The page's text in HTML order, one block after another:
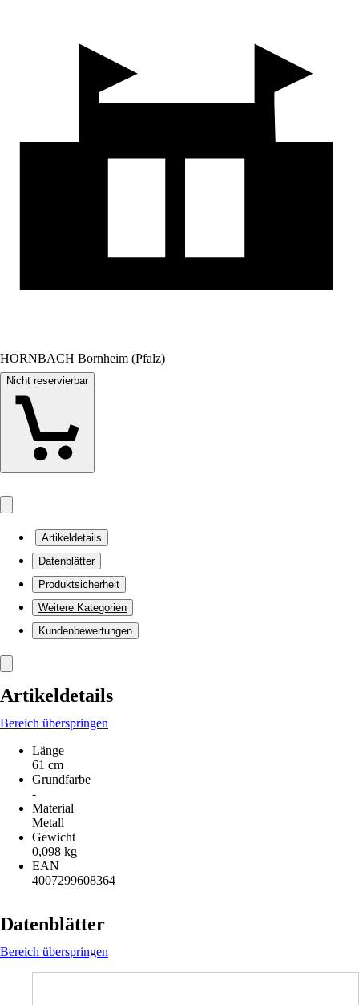
HORNBACH Bornheim (Pfalz)
Nicht reservierbar
Artikeldetails
Datenblätter
Produktsicherheit
Weitere Kategorien
Kundenbewertungen
Artikeldetails
Bereich überspringen
Länge
61 cm
Grundfarbe
-
Material
Metall
Gewicht
0,098 kg
EAN
4007299608364
Datenblätter
Bereich überspringen